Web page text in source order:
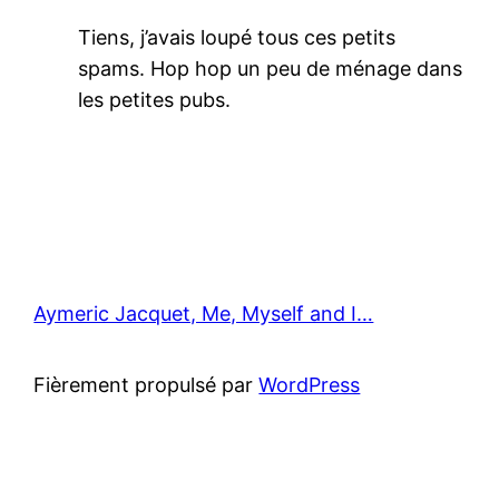
Tiens, j’avais loupé tous ces petits
spams. Hop hop un peu de ménage dans
les petites pubs.
Aymeric Jacquet, Me, Myself and I…
Fièrement propulsé parWordPress